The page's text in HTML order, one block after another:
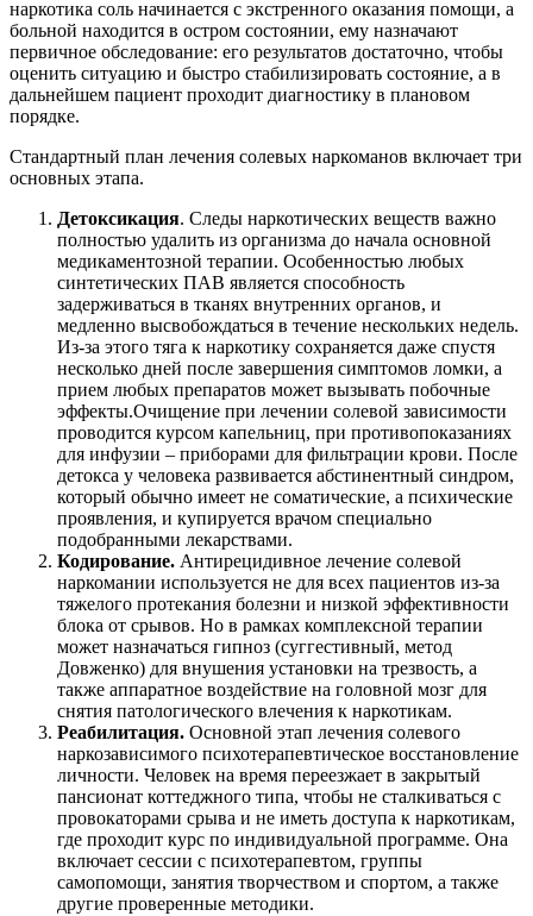
наркотика соль начинается с экстренного оказания помощи, а
больной находится в остром состоянии, ему назначают
первичное обследование: его результатов достаточно, чтобы
оценить ситуацию и быстро стабилизировать состояние, а в
дальнейшем пациент проходит диагностику в плановом
порядке.
Стандартный план лечения солевых наркоманов включает три
основных этапа.
Детоксикация. Следы наркотических веществ важно
полностью удалить из организма до начала основной
медикаментозной терапии. Особенностью любых
синтетических ПАВ является способность
задерживаться в тканях внутренних органов, и
медленно высвобождаться в течение нескольких недель.
Из-за этого тяга к наркотику сохраняется даже спустя
несколько дней после завершения симптомов ломки, а
прием любых препаратов может вызывать побочные
эффекты.Очищение при лечении солевой зависимости
проводится курсом капельниц, при противопоказаниях
для инфузии – приборами для фильтрации крови. После
детокса у человека развивается абстинентный синдром,
который обычно имеет не соматические, а психические
проявления, и купируется врачом специально
подобранными лекарствами.
Кодирование. Антирецидивное лечение солевой
наркомании используется не для всех пациентов из-за
тяжелого протекания болезни и низкой эффективности
блока от срывов. Но в рамках комплексной терапии
может назначаться гипноз (суггестивный, метод
Довженко) для внушения установки на трезвость, а
также аппаратное воздействие на головной мозг для
снятия патологического влечения к наркотикам.
Реабилитация. Основной этап лечения солевого
наркозависимого психотерапевтическое восстановление
личности. Человек на время переезжает в закрытый
пансионат коттеджного типа, чтобы не сталкиваться с
провокаторами срыва и не иметь доступа к наркотикам,
где проходит курс по индивидуальной программе. Она
включает сессии с психотерапевтом, группы
самопомощи, занятия творчеством и спортом, а также
другие проверенные методики.